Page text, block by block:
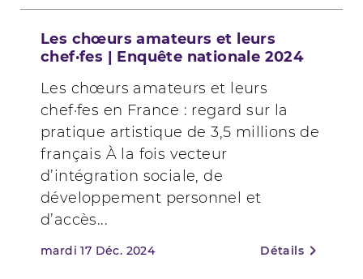
Les chœurs amateurs et leurs
chef·fes | Enquête nationale 2024
Les chœurs amateurs et leurs
chef·fes en France : regard sur la
pratique artistique de 3,5 millions de
français À la fois vecteur
d’intégration sociale, de
développement personnel et
d’accès...
mardi 17 Déc. 2024 Détails